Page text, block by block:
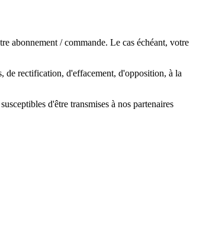
abonnement / commande. Le cas échéant, votre
de rectification, d'effacement, d'opposition, à la
d'être transmises à nos partenaires